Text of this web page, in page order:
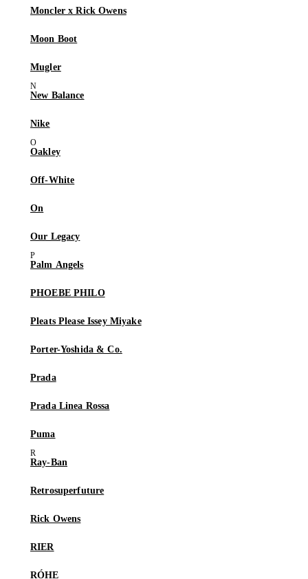
Moncler x Rick Owens
Moon Boot
Mugler
New Balance
Nike
Oakley
Off-White
On
Our Legacy
Palm Angels
PHOEBE PHILO
Pleats Please Issey Miyake
Porter-Yoshida & Co.
Prada
Prada Linea Rossa
Puma
Ray-Ban
Retrosuperfuture
Rick Owens
RIER
RÓHE